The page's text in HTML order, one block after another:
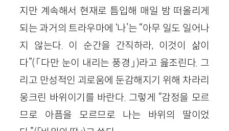
지만 계속해서 현재로 틈입해 매일 밤 떠올리게
되는 과거의 트라우마에 ‘나’는 “아무 일도 일어나
지 않는다. 이 순간을 간직하라, 이것이 삶이
다”(「다만 눈이 내리는 풍경」)라고 읊조린다. 그
리고 만성적인 괴로움에 둔감해지기 위해 차라리
웅크린 바위이기를 바란다. 그렇게 “감정을 모르
므로 아픔을 모르므로 나는 바위의 딸이었